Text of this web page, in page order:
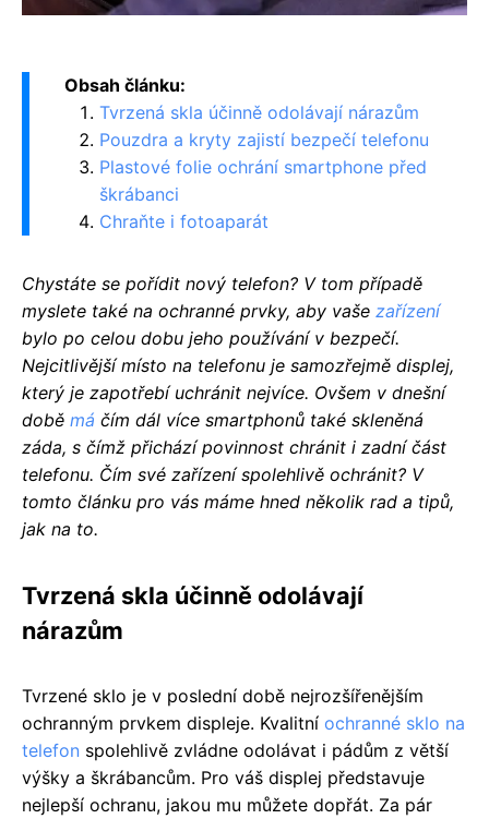
Obsah článku:
Tvrzená skla účinně odolávají nárazům
Pouzdra a kryty zajistí bezpečí telefonu
Plastové folie ochrání smartphone před
škrábanci
Chraňte i fotoaparát
Chystáte se pořídit nový telefon? V tom případě
myslete také na ochranné prvky, aby vaše zařízení
bylo po celou dobu jeho používání v bezpečí.
Nejcitlivější místo na telefonu je samozřejmě displej,
který je zapotřebí uchránit nejvíce. Ovšem v dnešní
době má čím dál více smartphonů také skleněná
záda, s čímž přichází povinnost chránit i zadní část
telefonu. Čím své zařízení spolehlivě ochránit? V
tomto článku pro vás máme hned několik rad a tipů,
jak na to.
Tvrzená skla účinně odolávají
nárazům
Tvrzené sklo je v poslední době nejrozšířenějším
ochranným prvkem displeje. Kvalitní ochranné sklo na
telefon spolehlivě zvládne odolávat i pádům z větší
výšky a škrábancům. Pro váš displej představuje
nejlepší ochranu, jakou mu můžete dopřát. Za pár